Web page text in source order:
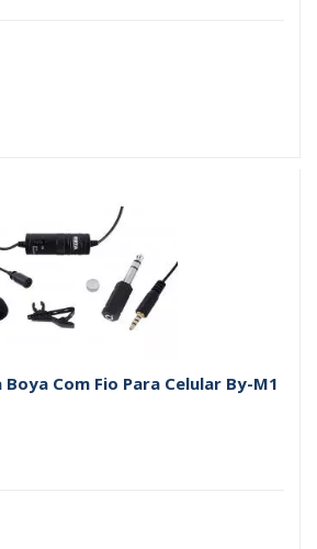
Com Fio Para Celular By-M1